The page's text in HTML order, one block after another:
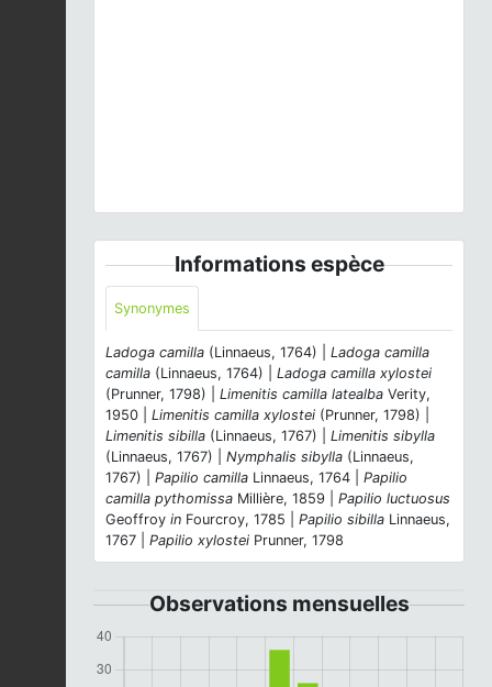
Informations espèce
Synonymes
Ladoga camilla (Linnaeus, 1764) | Ladoga camilla
camilla (Linnaeus, 1764) | Ladoga camilla xylostei
(Prunner, 1798) | Limenitis camilla latealba Verity,
1950 | Limenitis camilla xylostei (Prunner, 1798) |
Limenitis sibilla (Linnaeus, 1767) | Limenitis sibylla
(Linnaeus, 1767) | Nymphalis sibylla (Linnaeus,
1767) | Papilio camilla Linnaeus, 1764 | Papilio
camilla pythomissa Millière, 1859 | Papilio luctuosus
Geoffroy in Fourcroy, 1785 | Papilio sibilla Linnaeus,
1767 | Papilio xylostei Prunner, 1798
Observations mensuelles